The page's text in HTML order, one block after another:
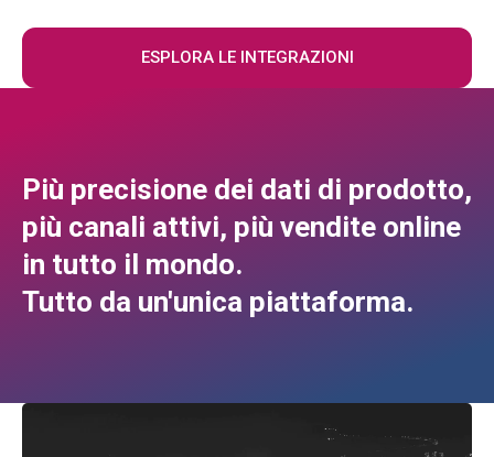
ESPLORA LE INTEGRAZIONI
Più precisione dei dati di prodotto,
più canali attivi, più vendite online
in tutto il mondo.
Tutto da un'unica piattaforma.